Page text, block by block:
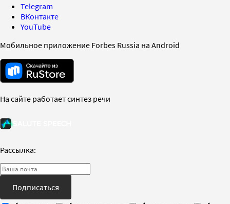
Telegram
ВКонтакте
YouTube
Мобильное приложение Forbes Russia на Android
На сайте работает синтез речи
Рассылка:
Подписаться